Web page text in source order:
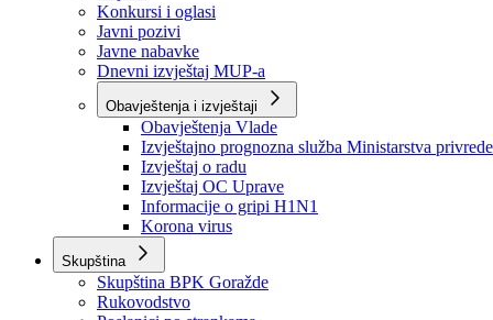
Sve vijesti
Izdvojeno
Najave
Konkursi i oglasi
Javni pozivi
Javne nabavke
Dnevni izvještaj MUP-a
Obavještenja i izvještaji
Obavještenja Vlade
Izvještajno prognozna služba Ministarstva privrede
Izvještaj o radu
Izvještaj OC Uprave
Informacije o gripi H1N1
Korona virus